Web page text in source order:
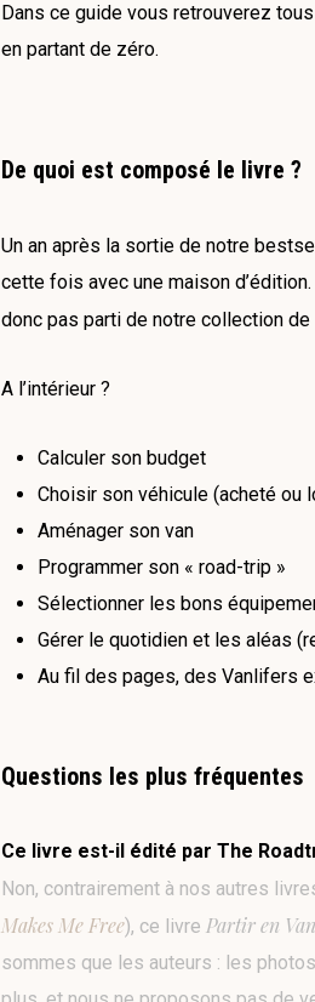
Dans ce guide vous retrouverez
en partant de zéro.
De quoi est composé le livre ?
Un an après la sortie de notre
cette fois avec une maison
donc pas parti de notre collection
A l’intérieur ?
Calculer son budget
Choisir son véhicule (acheté ou
Aménager son van
Programmer son « road-trip »
Sélectionner les bons
Gérer le quotidien et les aléas
Au fil des pages, des Vanlifers
Questions les plus fréquentes
Ce livre est-il édité par The
Non, contrairement à nos autres
Makes Me Free), ce livre Partir en Van
sommes que les auteurs : les